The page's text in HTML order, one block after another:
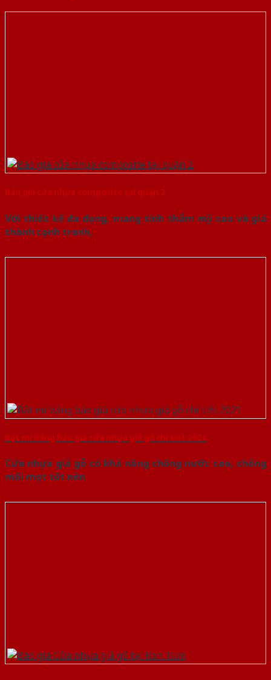
Báo giá cửa nhựa composite tại quận 2
Với thiết kế đa dạng, mang tính thẩm mỹ cao và giá
thành cạnh tranh,
Bật mí bảng báo giá cửa nhựa giả gỗ chi tiết 2021
Cửa nhựa giả gỗ có khả năng chống nước cao, chống
mối mọt tốt nên